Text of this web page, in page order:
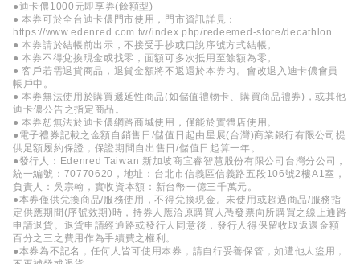
●迪卡儂1000元即享券(餘額型)
● 本券可於全台迪卡儂門市使用，門市資訊詳見：
https://www.edenred.com.tw/index.php/redeemed-store/decathlon
● 本券請於結帳前出示，不接受手抄或口說序號方式結帳。
● 本券不得兌換現金或找零，面額可多次抵用至餘額為零。
● 客戶若需退貨商品，退貨金額將不返還於本券內。會改退入迪卡儂會員
帳戶中。
● 本券無法使用於購買遞延性商品(如儲值禮物卡、購買商品禮券)，或其他
迪卡儂公告之指定商品。
● 本券恕無法於迪卡儂網路商城使用，僅能於實體店使用。
●電子禮券記載之金額自銷售日/儲值日起由星展(台灣)商業銀行有限公司提
供足額履約保證，保證期間自出售日/儲值日起算一年。
●發行人：Edenred Taiwan 新加坡商宜睿智慧股份有限公司台灣分公司，
統一編號：70770620，地址：台北市信義區信義路五段106號2樓A1室，
負責人：吳宗翰，實收資本額：新台幣一億三千萬元。
●本券僅供兌換商品/服務使用，不得兌換現金。未使用或超過商品/服務指
定供應期間(序號效期)時，持券人應洽原購買人憑發票向所購買之線上通路
申請退貨。退貨申請經通路或發行人同意後，發行人得保留收取返還金額
百分之三之費用作為手續費之權利。
●本券為不記名，任何人皆可使用本券，請自行妥善保管，如遭他人盜用，